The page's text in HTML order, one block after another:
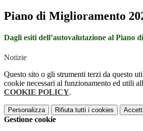
Piano di Miglioramento
Dagli esiti dell’autovalutazione al Piano
Notizie
Questo sito o gli strumenti terzi da questo
cookie necessari al funzionamento ed utili
COOKIE POLICY.
Personalizza Rifiuta tutti i cookies
Gestione cookie